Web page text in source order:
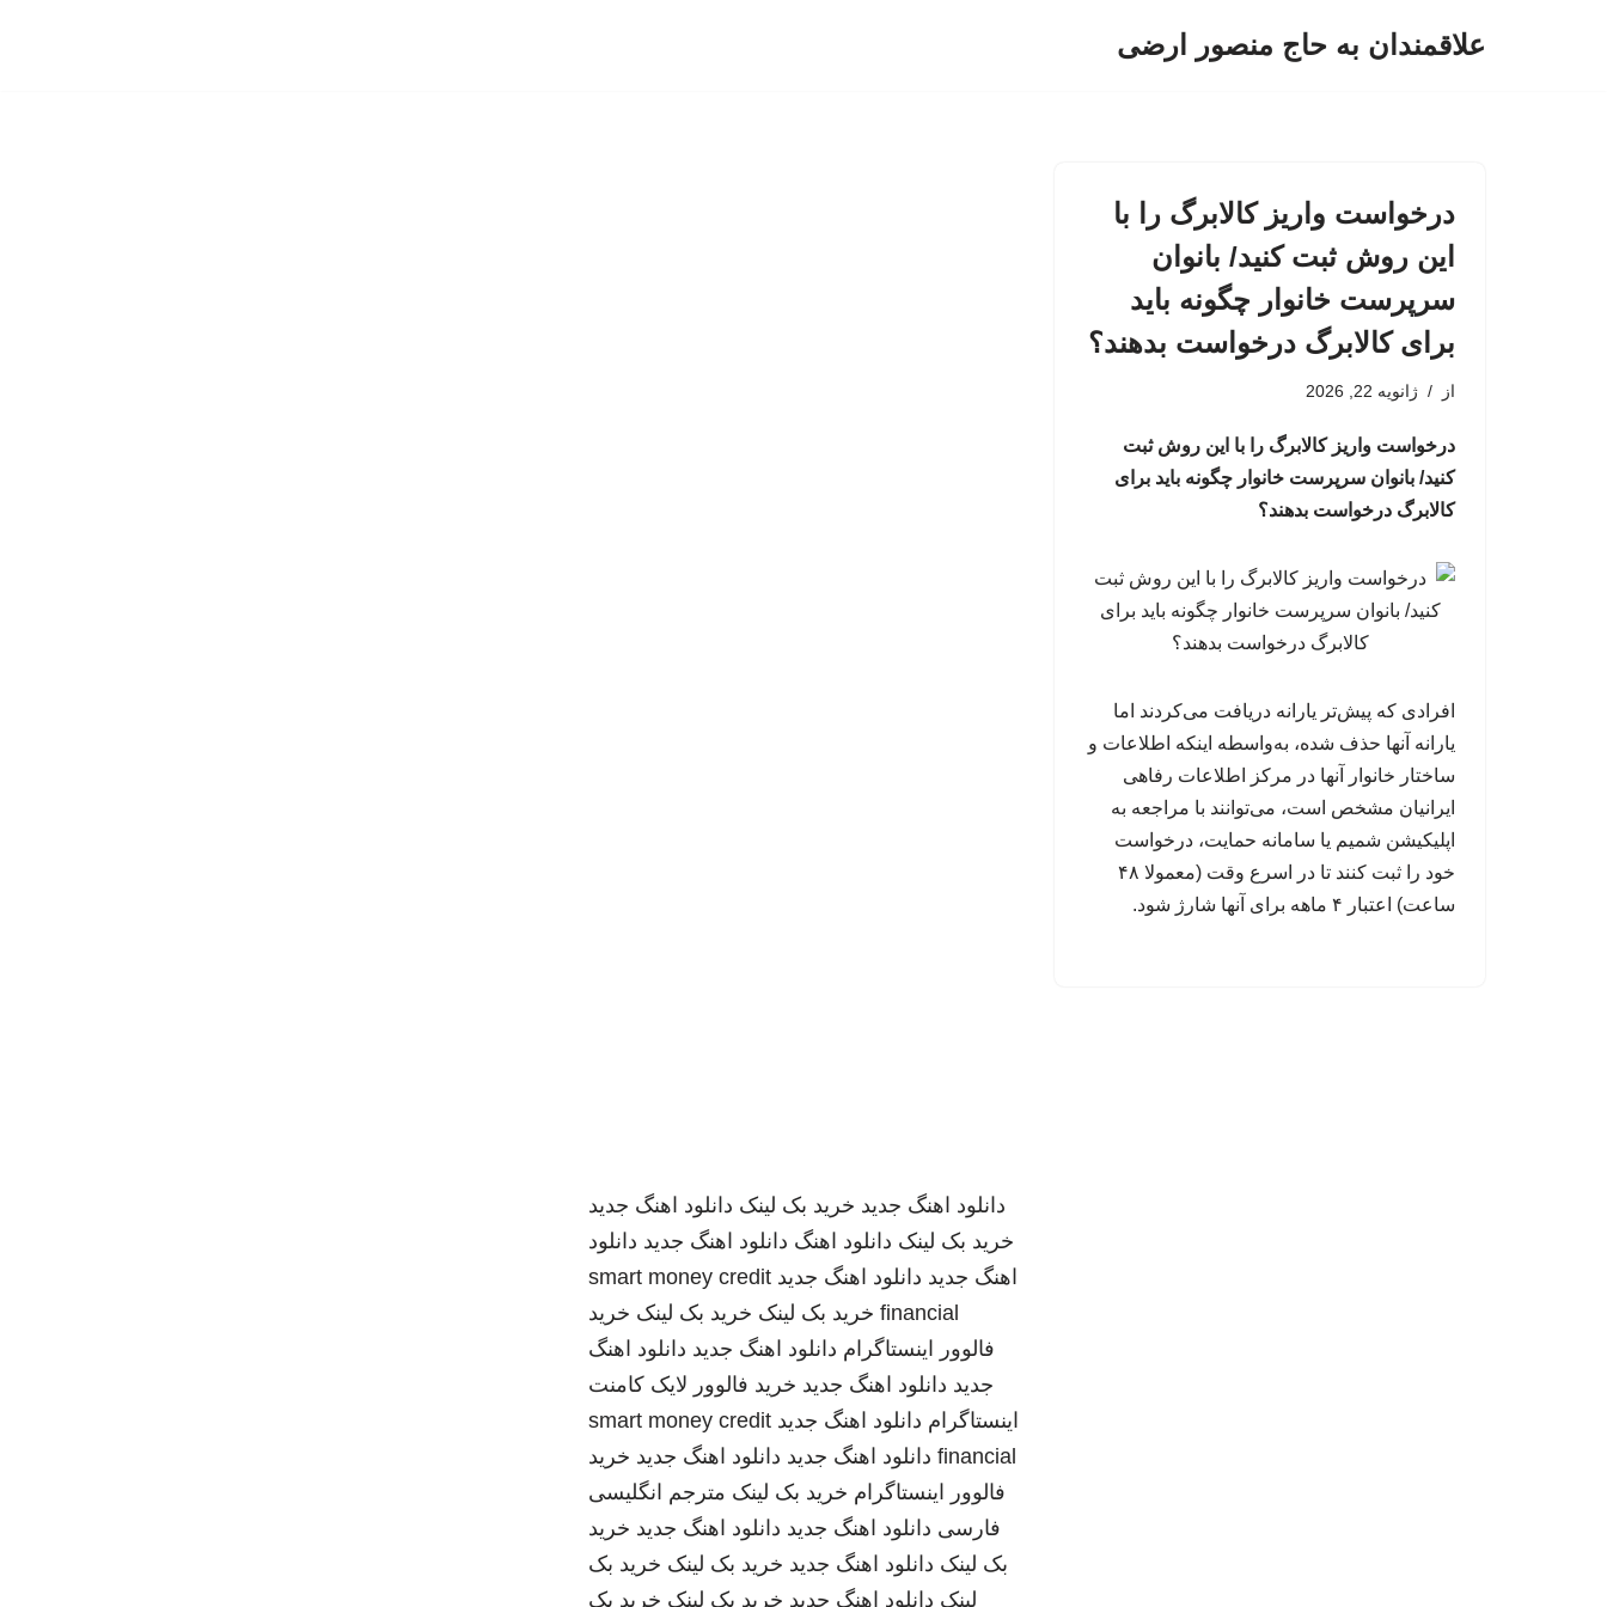
علاقمندان به حاج منصور ارضی
درخواست واریز کالابرگ را با
این روش ثبت کنید/ بانوان
سرپرست خانوار چگونه باید
برای کالابرگ درخواست بدهند؟
از ژانویه 22, 2026
درخواست واریز کالابرگ را با این روش ثبت
کنید/ بانوان سرپرست خانوار چگونه باید برای
کالابرگ درخواست بدهند؟
افرادی که پیش‌تر یارانه دریافت می‌کردند اما
یارانه آنها حذف شده، به‌واسطه اینکه اطلاعات و
ساختار خانوار آنها در مرکز اطلاعات رفاهی
ایرانیان مشخص است، می‌توانند با مراجعه به
اپلیکیشن شمیم یا سامانه حمایت، درخواست
خود را ثبت کنند تا در اسرع وقت (معمولا ۴۸
ساعت) اعتبار ۴ ماهه برای آنها شارژ شود.
دانلود اهنگ جدید خرید بک لینک دانلود اهنگ جدید
خرید بک لینک دانلود اهنگ دانلود اهنگ جدید دانلود
اهنگ جدید دانلود اهنگ جدید smart money credit
financial خرید بک لینک خرید بک لینک خرید
فالوور اینستاگرام دانلود اهنگ جدید دانلود اهنگ
جدید دانلود اهنگ جدید خرید فالوور لایک کامنت
اینستاگرام دانلود اهنگ جدید smart money credit
financial دانلود اهنگ جدید دانلود اهنگ جدید خرید
فالوور اینستاگرام خرید بک لینک مترجم انگلیسی
فارسی دانلود اهنگ جدید دانلود اهنگ جدید خرید
بک لینک دانلود اهنگ جدید خرید بک لینک خرید بک
لینک دانلود اهنگ جدید خرید بک لینک خرید بک